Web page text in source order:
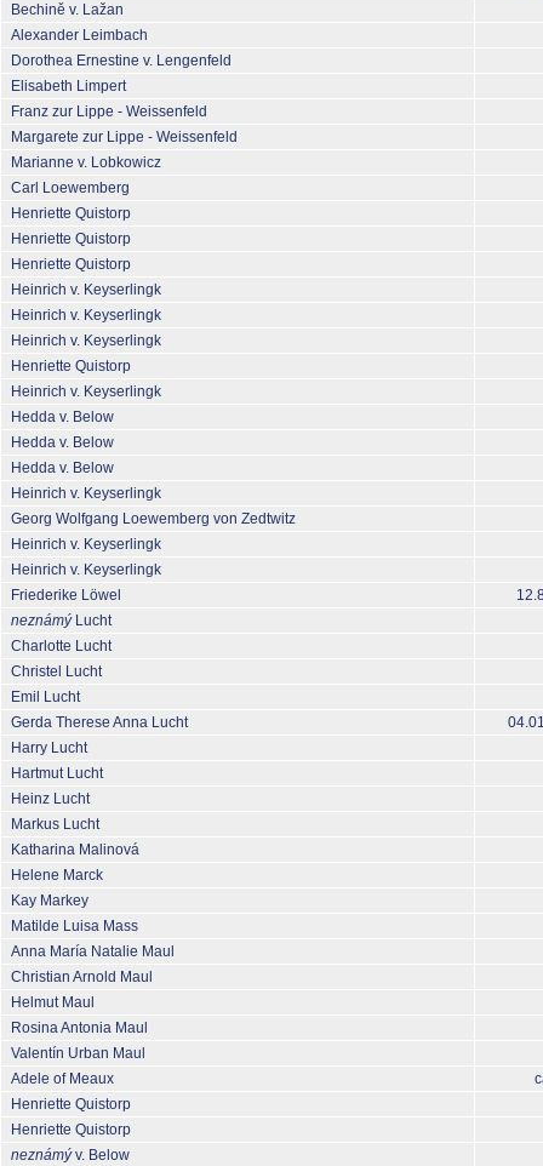
Bechině v. Lažan
Alexander Leimbach
Dorothea Ernestine v. Lengenfeld
Elisabeth Limpert
Franz zur Lippe - Weissenfeld
Margarete zur Lippe - Weissenfeld
Marianne v. Lobkowicz
Carl Loewemberg
Henriette Quistorp
Henriette Quistorp
Henriette Quistorp
Heinrich v. Keyserlingk
Heinrich v. Keyserlingk
Heinrich v. Keyserlingk
Henriette Quistorp
Heinrich v. Keyserlingk
Hedda v. Below
Hedda v. Below
Hedda v. Below
Heinrich v. Keyserlingk
Georg Wolfgang Loewemberg von Zedtwitz
Heinrich v. Keyserlingk
Heinrich v. Keyserlingk
Friederike Löwel
neznámýLucht
Charlotte Lucht
Christel Lucht
Emil Lucht
Gerda Therese Anna Lucht
Harry Lucht
Hartmut Lucht
Heinz Lucht
Markus Lucht
Katharina Malinová
Helene Marck
Kay Markey
Matilde Luisa Mass
Anna María Natalie Maul
Christian Arnold Maul
Helmut Maul
Rosina Antonia Maul
Valentín Urban Maul
Adele of Meaux
Henriette Quistorp
Henriette Quistorp
neznámýv. Below